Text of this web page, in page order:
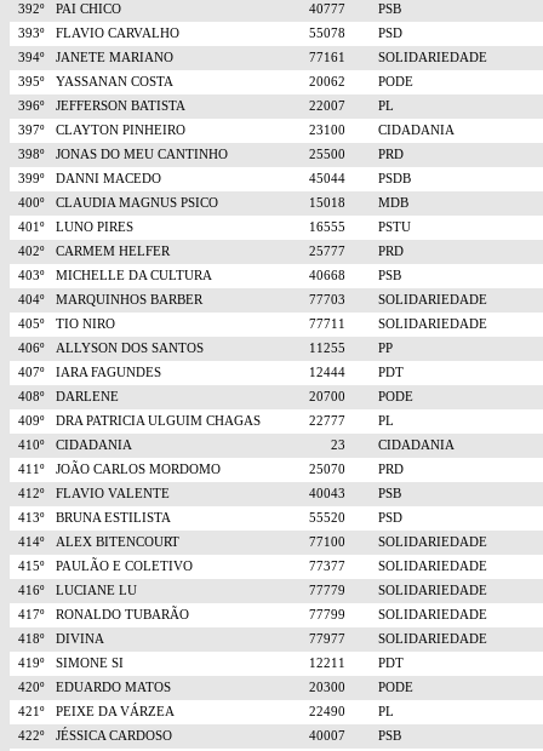
392º
PAI CHICO 40777
PSB
393º
FLAVIO CARVALHO 55078
PSD
394º
JANETE MARIANO 77161
SOLIDARIEDADE
395º
YASSANAN COSTA 20062
PODE
396º
JEFFERSON BATISTA 22007
PL
397º
CLAYTON PINHEIRO 23100
CIDADANIA
398º
JONAS DO MEU CANTINHO 25500
PRD
399º
DANNI MACEDO 45044
PSDB
400º
CLAUDIA MAGNUS PSICO 15018
MDB
401º
LUNO PIRES 16555
PSTU
402º
CARMEM HELFER 25777
PRD
403º
MICHELLE DA CULTURA 40668
PSB
404º
MARQUINHOS BARBER 77703
SOLIDARIEDADE
405º
TIO NIRO 77711
SOLIDARIEDADE
406º
ALLYSON DOS SANTOS 11255
PP
407º
IARA FAGUNDES 12444
PDT
408º
DARLENE 20700
PODE
409º
DRA PATRICIA ULGUIM CHAGAS 22777
PL
410º
CIDADANIA 23
CIDADANIA
411º
JOÃO CARLOS MORDOMO 25070
PRD
412º
FLAVIO VALENTE 40043
PSB
413º
BRUNA ESTILISTA 55520
PSD
414º
ALEX BITENCOURT 77100
SOLIDARIEDADE
415º
PAULÃO E COLETIVO 77377
SOLIDARIEDADE
416º
LUCIANE LU 77779
SOLIDARIEDADE
417º
RONALDO TUBARÃO 77799
SOLIDARIEDADE
418º
DIVINA 77977
SOLIDARIEDADE
419º
SIMONE SI 12211
PDT
420º
EDUARDO MATOS 20300
PODE
421º
PEIXE DA VÁRZEA 22490
PL
422º
JÉSSICA CARDOSO 40007
PSB